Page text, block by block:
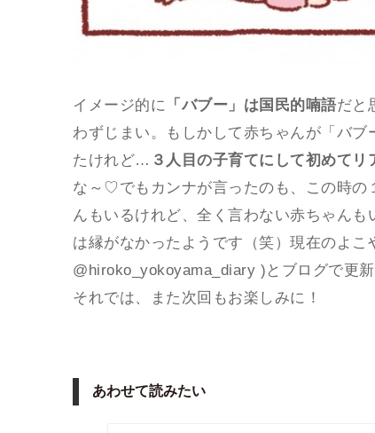
イメージ的に 「バブー」は国民的喃語だと
わずじまい。もしかして赤ちゃんが「バ
たけれど… ３人目の子育てにして初めて
な～♡でもカンナが言ったのも、この時の
んもいるけれど、全く言わない赤ちゃん
は縁がなかったようです（笑）現在のよ
@hiroko_yokoyama_diary )と ブログで更
それでは、また次回もお楽しみに！
あわせて読みたい